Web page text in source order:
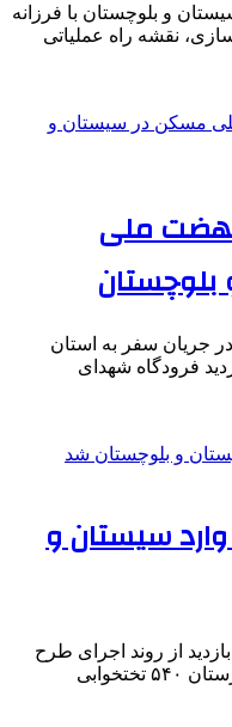
و بلوچستان با فرزانه
نقشه راه عملیاتی
واحد نهضت ملی
جریان سفر به استان
فرودگاه شهدای
سیستان و
از روند اجرای طرح
نهضت ملی مسکن، ساخت بیمارستان ۵۴۰ تختخوابی